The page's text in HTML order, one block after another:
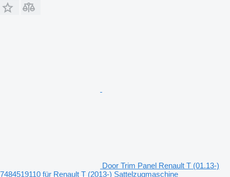
Door Trim Panel Renault T (01.13-)
7484519110 für Renault T (2013-) Sattelzugmaschine